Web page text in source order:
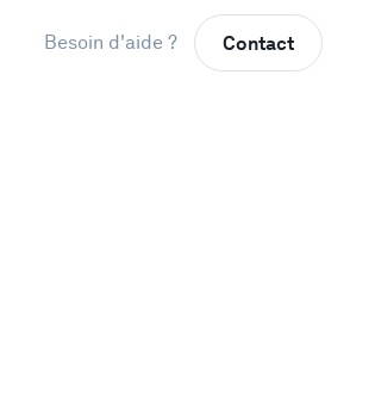
Besoin d'aide ? Contact